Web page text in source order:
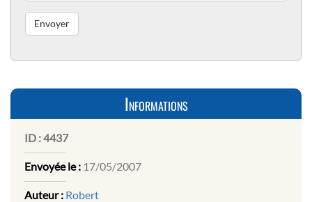
Informations
ID :4437
Envoyée le : 17/05/2007
Auteur : Robert